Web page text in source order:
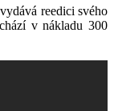
reedici svého
v nákladu 300